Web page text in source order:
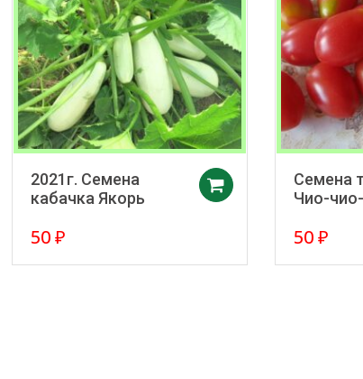
Добавить в корзину
2021г. Семена
кабачка Якорь
50₽
Добавить в
Семена
Чио-
50₽